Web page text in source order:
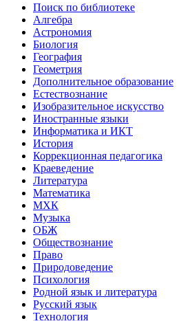
Поиск по библиотеке
Алгебра
Астрономия
Биология
География
Геометрия
Дополнительное образование
Естествознание
Изобразительное искусство
Иностранные языки
Информатика и ИКТ
История
Коррекционная педагогика
Краеведение
Литература
Математика
МХК
Музыка
ОБЖ
Обществознание
Право
Природоведение
Психология
Родной язык и литература
Русский язык
Технология